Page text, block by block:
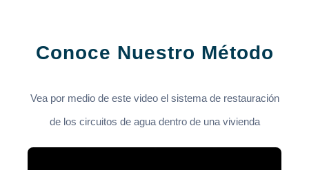
Conoce Nuestro Método
Vea por medio de este video el sistema de restauración
de los circuitos de agua dentro de una vivienda